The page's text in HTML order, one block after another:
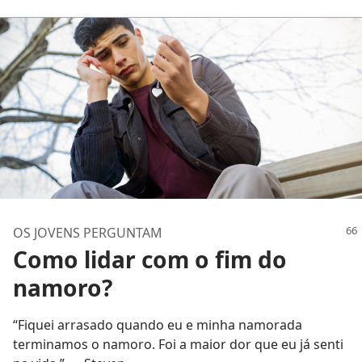
OS JOVENS PERGUNTAM
Como lidar com o fim do
namoro?
“Fiquei arrasado quando eu e minha namorada
terminamos o namoro. Foi a maior dor que eu já senti